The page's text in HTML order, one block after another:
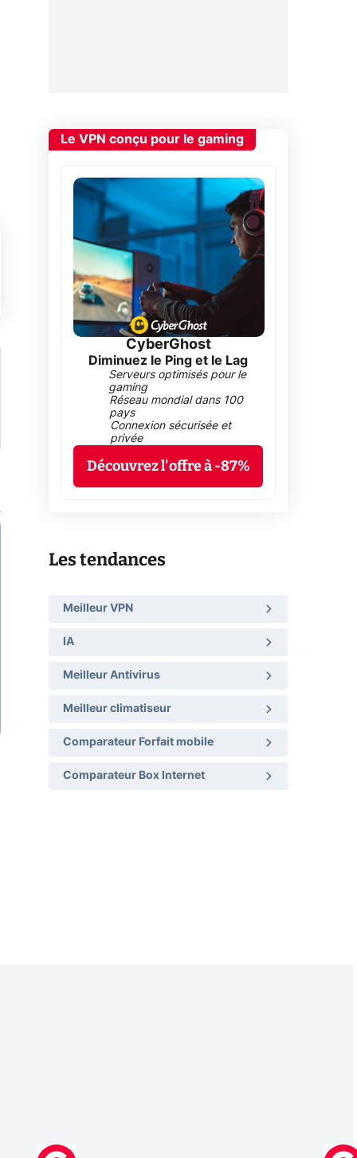
Le VPN conçu pour le gaming
CyberGhost
Diminuez le Ping et le Lag
Serveurs optimisés pour le
gaming
Réseau mondial dans 100
pays
Connexion sécurisée et
privée
Découvrez l'offre à -87%
Les tendances
Meilleur VPN
IA
Meilleur Antivirus
Meilleur climatiseur
Comparateur Forfait mobile
Comparateur Box Internet